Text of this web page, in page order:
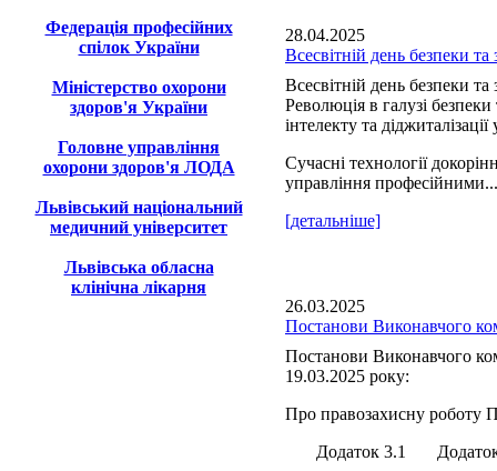
Федерація професійних
спілок України
Міністерство охорони
здоров'я України
Головне управління
охорони здоров'я ЛОДА
Львівський національний
медичний університет
Львівська обласна
клінічна лікарня
28.04.2025
Всесвітній день безпеки та
Всесвітній день безпеки та
Революція в галузі
інтелекту та
Сучасні технології
управління професійними...
[детальніше]
26.03.2025
Постанови Виконавчого
Постанови Виконавчого
19.03.2025 року:
Про правозахисну роботу
Додаток 3.1 Додаток